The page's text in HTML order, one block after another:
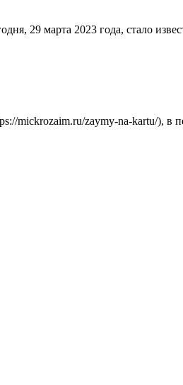
29 марта 2023 года, стало
mickrozaim.ru/zaymy-na-kartu/),